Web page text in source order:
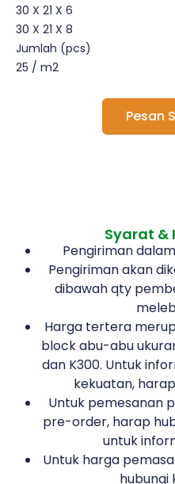
30 X 21 X 6
30 X 21 X 8
Jumlah (pcs)
25 / m2
Pesan
Syarat &
Pengiriman dalam
Pengiriman akan
dibawah qty
Harga tertera
block abu-abu
dan K300. Untuk
kekuatan,
Untuk pemesanan
pre-order, harap
untuk
Untuk harga
hubungi